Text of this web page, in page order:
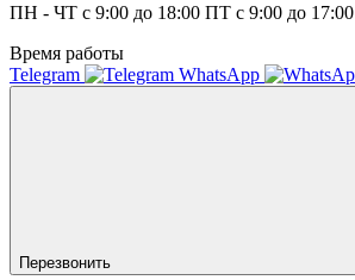
ПН - ЧТ с 9:00 до 18:00 ПТ с 9:00 до 17:00
Время работы
Telegram
WhatsApp
Перезвонить